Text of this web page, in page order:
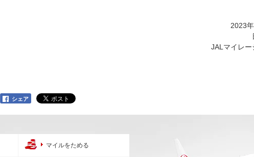
2023
JALマイレー
シェア
マイルをためる